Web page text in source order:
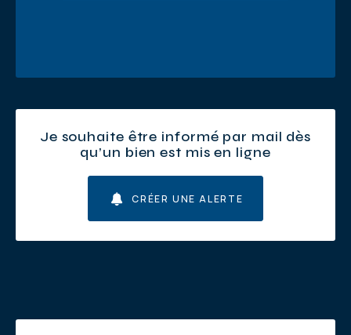
Je souhaite être informé par mail dès
qu’un bien est mis en ligne
CRÉER UNE ALERTE